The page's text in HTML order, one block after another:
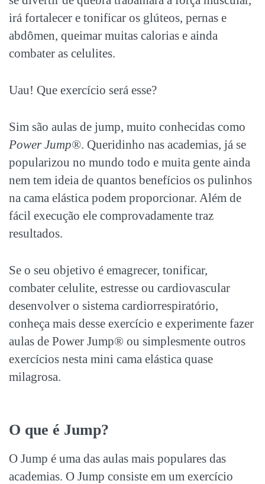
irá fortalecer e tonificar os glúteos, pernas e
abdômen, queimar muitas calorias e ainda
combater as celulites.
Uau! Que exercício será esse?
Sim são aulas de jump, muito conhecidas como
Power Jump®. Queridinho nas academias, já se
popularizou no mundo todo e muita gente ainda
nem tem ideia de quantos benefícios os pulinhos
na cama elástica podem proporcionar. Além de
fácil execução ele comprovadamente traz
resultados.
Se o seu objetivo é emagrecer, tonificar,
combater celulite, estresse ou cardiovascular
desenvolver o sistema cardiorrespiratório,
conheça mais desse exercício e experimente fazer
aulas de Power Jump® ou simplesmente outros
exercícios nesta mini cama elástica quase
milagrosa.
O que é Jump?
O Jump é uma das aulas mais populares das
academias. O Jump consiste em um exercício